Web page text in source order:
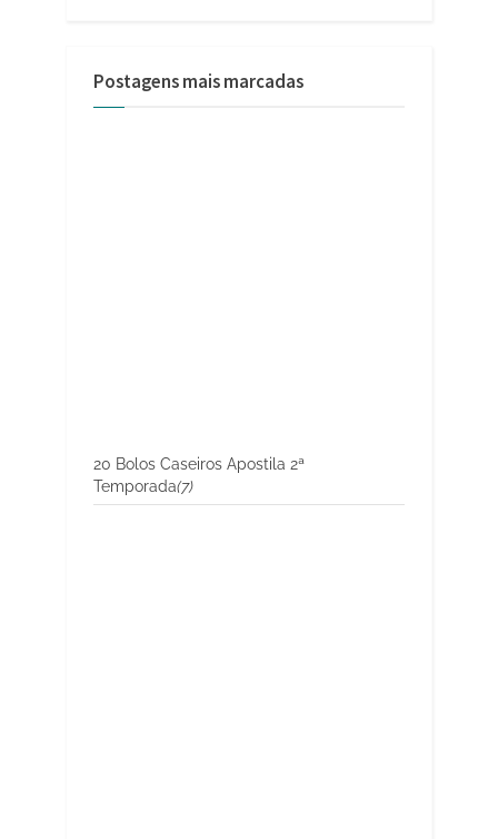
Postagens mais marcadas
20 Bolos Caseiros Apostila 2ª
Temporada(7)